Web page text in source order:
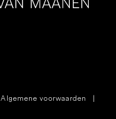
Algemene voorwaarden
|